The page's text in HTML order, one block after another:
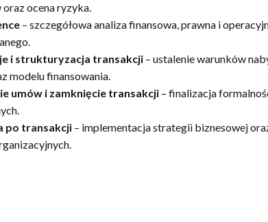
ocena ryzyka.
– szczegółowa analiza finansowa, prawna i
i strukturyzacja transakcji – ustalenie warunków
modelu finansowania.
umów i zamknięcie transakcji – finalizacja
po transakcji – implementacja strategii biznesowej